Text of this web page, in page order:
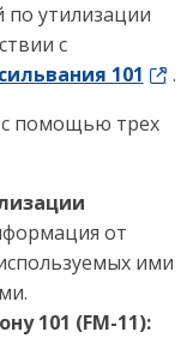
по утилизации
с
101
.
с помощью трех
от
ими
101 (FM-11):